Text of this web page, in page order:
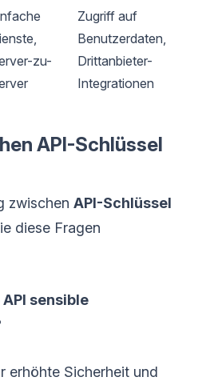
zu-
Zugriff auf
Benutzerdaten,
Drittanbieter-
Integrationen
API-Schlüssel
zwischen API-Schlüssel
diese Fragen
sensible
erhöhte Sicherheit und